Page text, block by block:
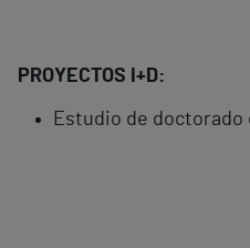
PROYECTOS I+D:
Estudio de doctorado